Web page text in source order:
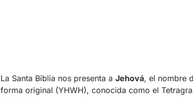
La Santa Biblia nos presenta a Jehová, el nombre
forma original (YHWH), conocida como el